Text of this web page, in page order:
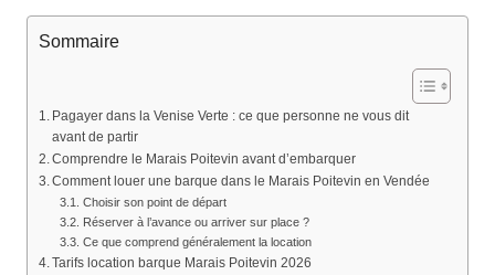
Sommaire
Pagayer dans la Venise Verte : ce que personne ne vous dit
avant de partir
Comprendre le Marais Poitevin avant d’embarquer
Comment louer une barque dans le Marais Poitevin en Vendée
Choisir son point de départ
Réserver à l’avance ou arriver sur place ?
Ce que comprend généralement la location
Tarifs location barque Marais Poitevin 2026